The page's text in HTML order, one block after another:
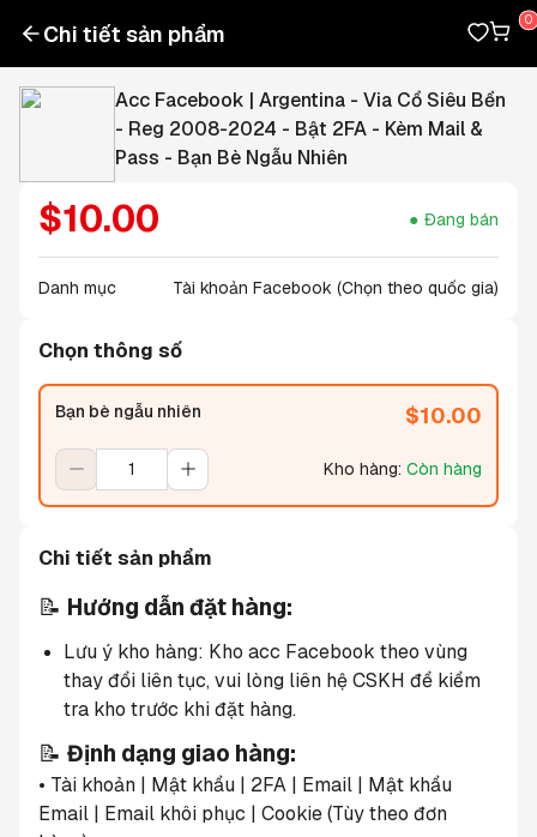
Chi tiết sản phẩm
Acc Facebook | Argentina - Via Cổ Siêu Bền
- Reg 2008-2024 - Bật 2FA - Kèm Mail &
Pass - Bạn Bè Ngẫu Nhiên
$10.00 Đang bán
Danh mục Tài khoản Facebook (Chọn theo quốc gia)
Chọn thông số
Bạn bè ngẫu nhiên $10.00
Kho hàng: Còn hàng
Chi tiết sản phẩm
📝 Hướng dẫn đặt hàng:
Lưu ý kho hàng: Kho acc Facebook theo vùng
thay đổi liên tục, vui lòng liên hệ CSKH để kiểm
tra kho trước khi đặt hàng.
📝 Định dạng giao hàng:
• Tài khoản | Mật khẩu | 2FA | Email | Mật khẩu
Email | Email khôi phục | Cookie (Tùy theo đơn